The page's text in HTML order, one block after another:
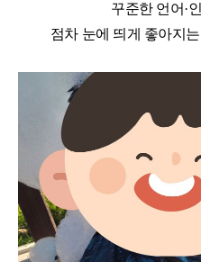
꾸준한 언어·
점차 눈에 띄게 좋아지